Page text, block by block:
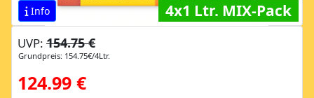
Info 4x1 Ltr. MIX-Pack
UVP: 154.75 €
Grundpreis: 154.75€/4Ltr.
124.99 €